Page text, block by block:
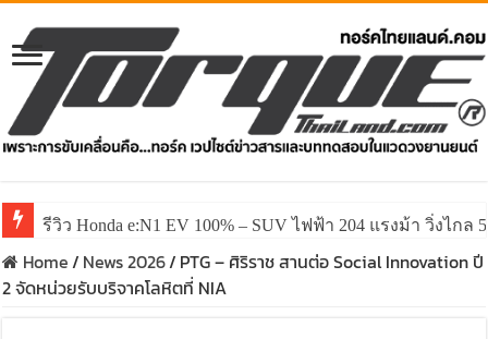
รีวิว Honda e:N1 EV 100% – SUV ไฟฟ้า 204 แรงม้า วิ่งไกล
Home/ News 2026/ PTG – ศิริราช สานต่อ Social Innovation ปี
2 จัดหน่วยรับบริจาคโลหิตที่ NIA